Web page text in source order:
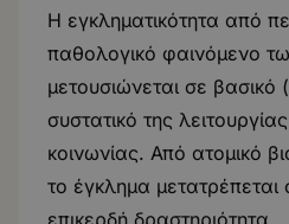
Η εγκληματικότητα από
παθολογικό φαινόμενο
μετουσιώνεται σε
συστατικό της
κοινωνίας. Από ατομικό
το έγκλημα μετατρέπεται
επικερδή δραστηριότητα.